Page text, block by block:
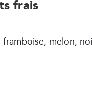
frais
framboise, melon,